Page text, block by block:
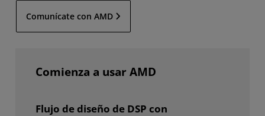
Comunícate con AMD
Comienza a usar AMD
Flujo de diseño de DSP con